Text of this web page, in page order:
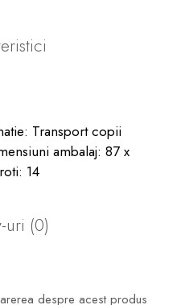
Transport copii
ambalaj: 87 x
14
uri (0)
despre acest produs